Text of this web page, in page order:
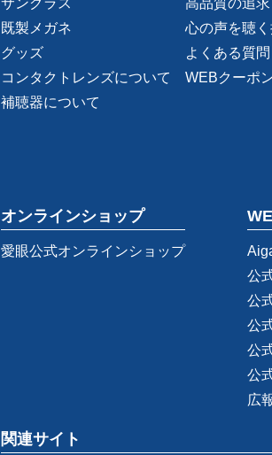
サングラス
既製メガネ
グッズ
コンタクトレンズについて
補聴器について
高品質の追求
心の声を聴
よくある質問
WEBクーポ
オンラインショップ
愛眼公式オンラインショップ
公
公
公
公
公
広
関連サイト